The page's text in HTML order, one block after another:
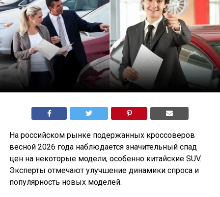
На российском рынке подержанных кроссоверов
весной 2026 года наблюдается значительный спад
цен на некоторые модели, особенно китайские SUV.
Эксперты отмечают улучшение динамики спроса и
популярность новых моделей.